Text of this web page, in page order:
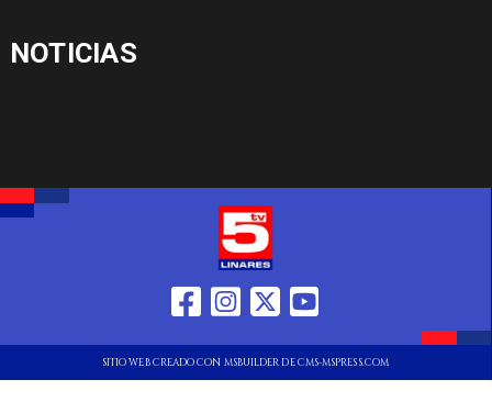
NOTICIAS
SITIO WEB CREADO CON MSBUILDER DE CMS-MSPRESS.COM